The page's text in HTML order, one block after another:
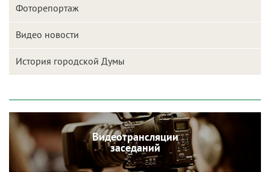
Фоторепортаж
Видео новости
История городской Думы
Видеотрансляции
заседаний